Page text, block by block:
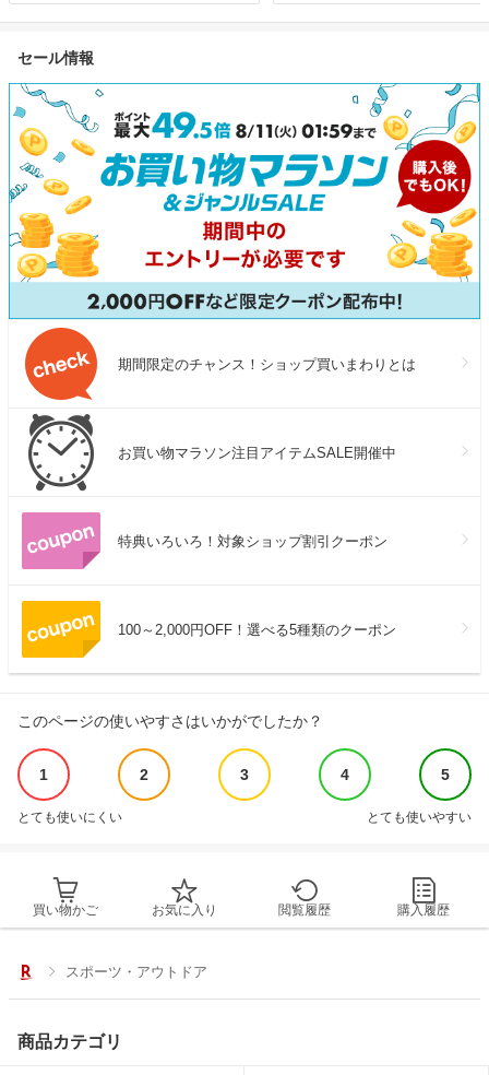
セール情報
期間限定のチャンス！ショップ買いまわりとは
お買い物マラソン注目アイテムSALE開催中
特典いろいろ！対象ショップ割引クーポン
100～2,000円OFF！選べる5種類のクーポン
このページの使いやすさはいかがでしたか？
1 2 3 4 5
とても使いにくい とても使いやすい
買い物かご お気に入り 閲覧履歴 購入履歴
スポーツ・アウトドア
商品カテゴリ